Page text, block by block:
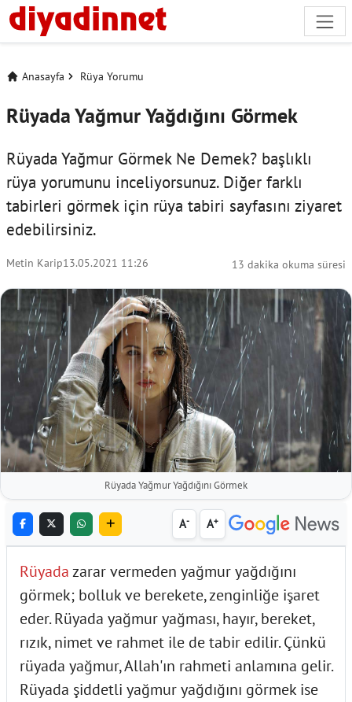
Anasayfa Rüya Yorumu
Rüyada Yağmur Yağdığını Görmek
Rüyada Yağmur Görmek Ne Demek? başlıklı
rüya yorumunu inceliyorsunuz. Diğer farklı
tabirleri görmek için rüya tabiri sayfasını ziyaret
edebilirsiniz.
Metin Karip13.05.2021 11:26 13 dakika okuma süresi
Rüyada Yağmur Yağdığını Görmek
A- A+
Rüyadazarar vermeden yağmur yağdığını
görmek; bolluk ve berekete, zenginliğe işaret
eder. Rüyada yağmur yağması, hayır, bereket,
rızık, nimet ve rahmet ile de tabir edilir. Çünkü
rüyada yağmur, Allah'ın rahmeti anlamına gelir.
Rüyada şiddetli yağmur yağdığını görmek ise